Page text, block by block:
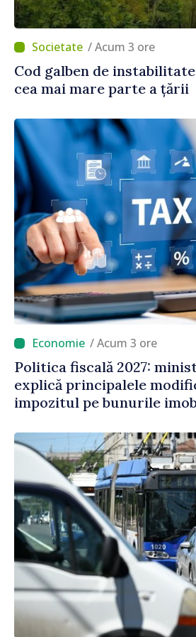
/ Acum 3 ore
Cod galben de
cea mai mare parte a țării
/ Acum 3 ore
Politica fiscală 2027:
explică principalele
impozitul pe bunurile